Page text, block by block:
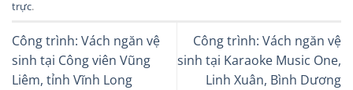
trực.
Công trình: Vách ngăn vệ
sinh tại Công viên Vũng
Liêm, tỉnh Vĩnh Long
Công trình: Vách ngăn vệ
sinh tại Karaoke Music One,
Linh Xuân, Bình Dương